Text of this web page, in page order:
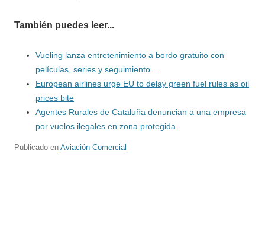
También puedes leer...
Vueling lanza entretenimiento a bordo gratuito con
películas, series y seguimiento…
European airlines urge EU to delay green fuel rules as oil
prices bite
Agentes Rurales de Cataluña denuncian a una empresa
por vuelos ilegales en zona protegida
Publicado en Aviación Comercial